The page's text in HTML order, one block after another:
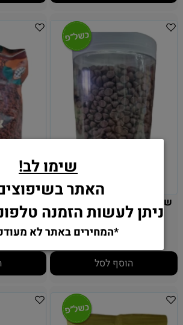
שוקולד צ'יפס מריר - פרלין -
500 גרם
₪39
הוסף לסל
שימו לב!
האתר
ניתן לעשות הזמנה
*המחירים באתר לא